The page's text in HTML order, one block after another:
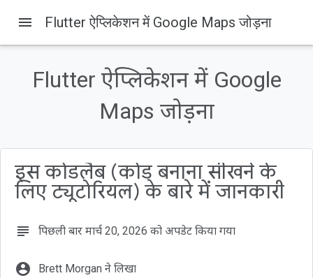
इस पेज पर, यह जानकारी उपलब्ध है
आपको क्या बनाने को मिलेगा
Google Maps Flutter प्लगिन को डिपेंडेंसी के तौर पर जोड़ना
menu Flutter ऐप्लिकेशन में Google Maps जोड़ना
Flutter ऐप्लिकेशन में Google
Maps जोड़ना
इस कोडलैब (कोड बनाना सीखने के
लिए ट्यूटोरियल) के बारे में जानकारी
subject पिछली बार मार्च 20, 2026 को अपडेट किया गया
account_circle Brett Morgan ने लिखा